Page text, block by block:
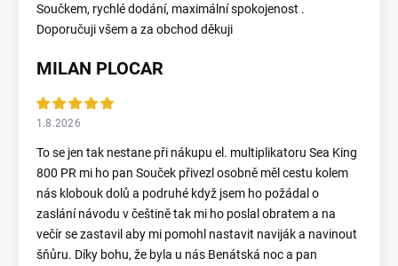
Součkem, rychlé dodání, maximální spokojenost .
Doporučuji všem a za obchod děkuji
MILAN PLOCAR
1.8.2026
To se jen tak nestane při nákupu el. multiplikatoru Sea King
800 PR mi ho pan Souček přivezl osobně měl cestu kolem
nás klobouk dolů a podruhé když jsem ho požádal o
zaslání návodu v češtině tak mi ho poslal obratem a na
večír se zastavil aby mi pomohl nastavit naviják a navinout
šňůru. Díky bohu, že byla u nás Benátská noc a pan